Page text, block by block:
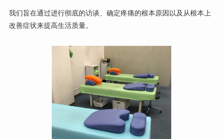
我们旨在通过进行彻底的访谈、确定疼痛的根本原因以及从根本上
改善症状来提高生活质量。